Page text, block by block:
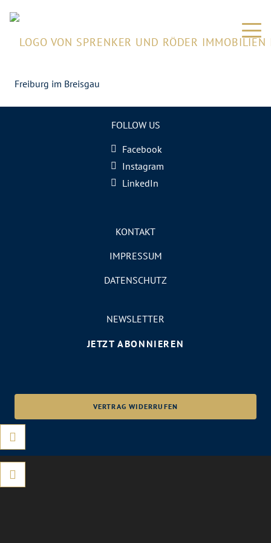
Freiburg im Breisgau
FOLLOW US
Facebook
Instagram
LinkedIn
KONTAKT
IMPRESSUM
DATENSCHUTZ
NEWSLETTER
JETZT ABONNIEREN
VERTRAG WIDERRUFEN